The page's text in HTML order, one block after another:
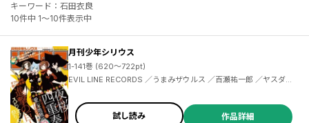
キーワード：石田衣良
10件中 1～10件表示中
月刊少年シリウス
1-141巻 (620～722pt)
EVIL LINE RECORDS ／うまみザウルス ／百瀬祐一郎 ／ヤスダスズヒト ／伏瀬 ／茶々 ／杉本萌 ／清水茜 ／弐瓶勉 ／光永康則 ／沙村広明 ／土田陸 ／割田コマ ／蟹江鉄史 ／馬場康誌 ／加茂セイ ／刀坂アキラ ／遠山えま ／カトウコトノ ／柿原優子 ／ヤス ／川上泰樹 ／高田裕三 ／横田卓馬 ／イダタツヒコ ／士貴智志 ／虎走かける ／タツオ ／柴 ／神楽坂淳 ／雷蔵 ／荒木光 ／香月日輪 ／深山和香 ／戸野タエ ／リカチ ／MAGES. ／Chiyo St.Inc ／園心ふつう ／梅原英司
試し読み 作品詳細